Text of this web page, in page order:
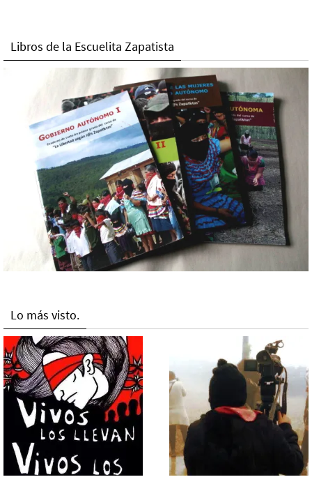
Libros de la Escuelita Zapatista
Lo más visto.